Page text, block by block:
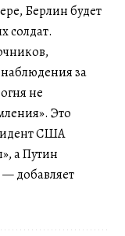
Берлин будет
солдат.
за
не
Это
США
а Путин
— добавляет